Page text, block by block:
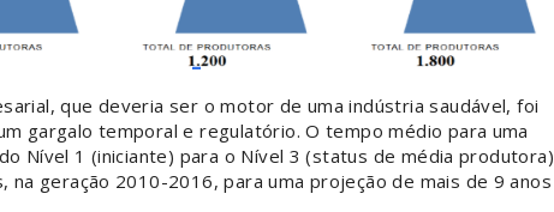
que deveria ser o motor de uma indústria saudável, foi
gargalo temporal e regulatório. O tempo médio para uma
Nível 1 (iniciante) para o Nível 3 (status de média produtora)
na geração 2010-2016, para uma projeção de mais de 9 anos